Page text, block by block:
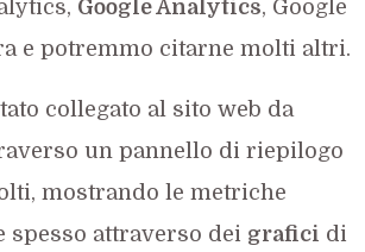
Google Analytics, Google
e potremmo citarne molti altri.
collegato al sito web da
un pannello di riepilogo
mostrando le metriche
spesso attraverso dei grafici di